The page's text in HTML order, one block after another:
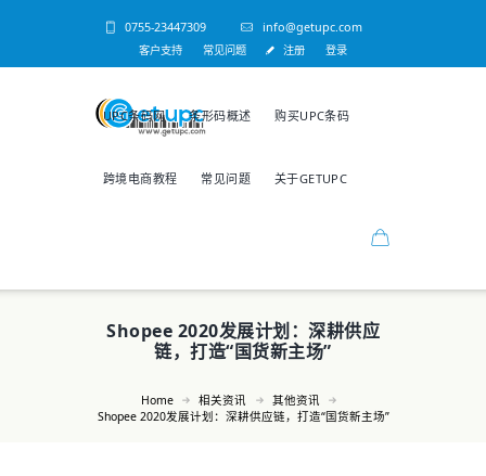
0755-23447309 info@getupc.com
客户支持 常见问题 注册 登录
UPC条码网 条形码概述 购买UPC条码
跨境电商教程 常见问题 关于GETUPC
Shopee 2020发展计划：深耕供应
链，打造“国货新主场”
Home 相关资讯
其他资讯
Shopee 2020发展计划：深耕供应链，打造“国货新主场”